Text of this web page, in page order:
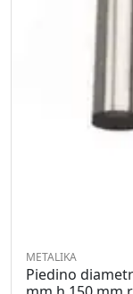
METALIKA
Piedino